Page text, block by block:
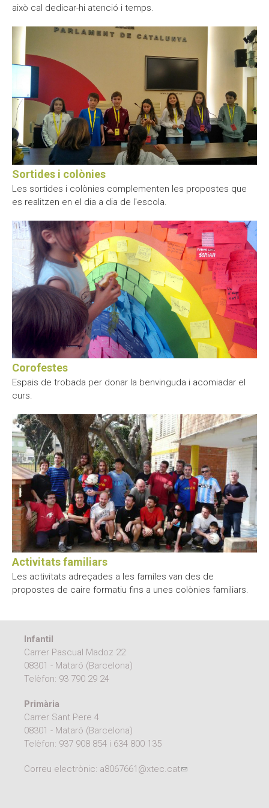
Documents autoritzacions / Justificants
Documentació Activitats Extraescolars
Moodle
això cal dedicar-hi atenció i temps.
Sortides i colònies
Les sortides i colònies complementen les propostes que
es realitzen en el dia a dia de l'escola.
Corofestes
Espais de trobada per donar la benvinguda i acomiadar el
curs.
Activitats familiars
Les activitats adreçades a les famíles van des de
propostes de caire formatiu fins a unes colònies familiars.
Infantil
Carrer Pascual Madoz 22
08301 - Mataró (Barcelona)
Telèfon: 93 790 29 24
Primària
Carrer Sant Pere 4
08301 - Mataró (Barcelona)
Telèfon: 937 908 854 i 634 800 135
Correu electrònic: a8067661@xtec.cat(link sends e-mail)